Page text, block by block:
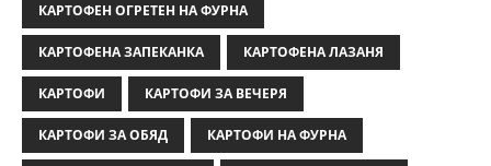
КАРТОФЕН ОГРЕТЕН НА ФУРНА
КАРТОФЕНА ЗАПЕКАНКА КАРТОФЕНА ЛАЗАНЯ
КАРТОФИ КАРТОФИ ЗА ВЕЧЕРЯ
КАРТОФИ ЗА ОБЯД КАРТОФИ НА ФУРНА